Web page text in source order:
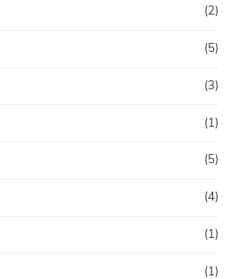
(2)
(5)
(3)
(1)
(5)
(4)
(1)
(1)